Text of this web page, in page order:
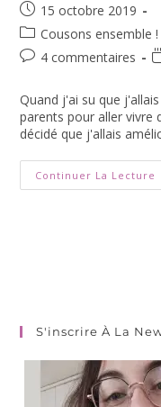
15 octobre 2019
Cousons ensemble !
4 commentaires
Quand j'ai su que
parents pour aller vivre
décidé que j'allais
Continuer La Lecture
S'inscrire À La